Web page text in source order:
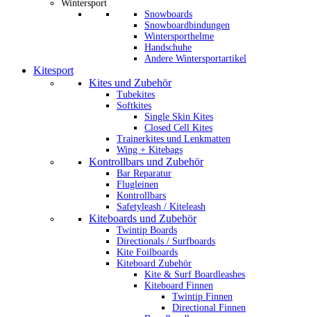
Wintersport
Snowboards
Snowboardbindungen
Wintersporthelme
Handschuhe
Andere Wintersportartikel
Kitesport
Kites und Zubehör
Tubekites
Softkites
Single Skin Kites
Closed Cell Kites
Trainerkites und Lenkmatten
Wing + Kitebags
Kontrollbars und Zubehör
Bar Reparatur
Flugleinen
Kontrollbars
Safetyleash / Kiteleash
Kiteboards und Zubehör
Twintip Boards
Directionals / Surfboards
Kite Foilboards
Kiteboard Zubehör
Kite & Surf Boardleashes
Kiteboard Finnen
Twintip Finnen
Directional Finnen